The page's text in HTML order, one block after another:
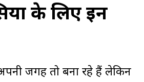
के लिए इन
जगह तो बना रहे हैं लेकिन